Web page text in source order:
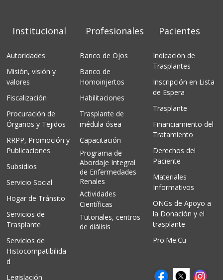
Institucional
Autoridades
Misión, visión y
valores
Fiscalización
Procuración de
Órganos y Tejidos
RRPP, Promoción y
Publicaciones
Subsidios
Servicio Social
Hogar de Tránsito
Servicios de
Trasplante
Servicios de
Histocompatibilida
d
Legislación
Profesionales
Banco de Ojos
Banco de
Homoinjertos
Habilitaciones
Trasplante de
médula ósea
Capacitación
Programa de
Abordaje Integral
de Enfermedades
Renales
Actividades
Científicas
Tutoriales, centros
de diálisis
Pacientes
Indicación de
Trasplantes
Inscripción en Lista
de Espera
Trasplante
Financiamiento del
Tratamiento
Derechos del
Paciente
Materiales
Informativos
ONGs de Apoyo a
la Donación y el
trasplante
Pro.Me.Cu